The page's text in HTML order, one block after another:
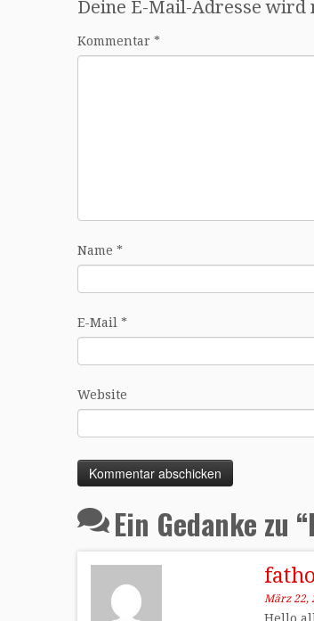
Deine E-Mail-Adresse
Kommentar *
Name *
E-Mail *
Website
Ein Gedanke zu “
März 22,
Hello